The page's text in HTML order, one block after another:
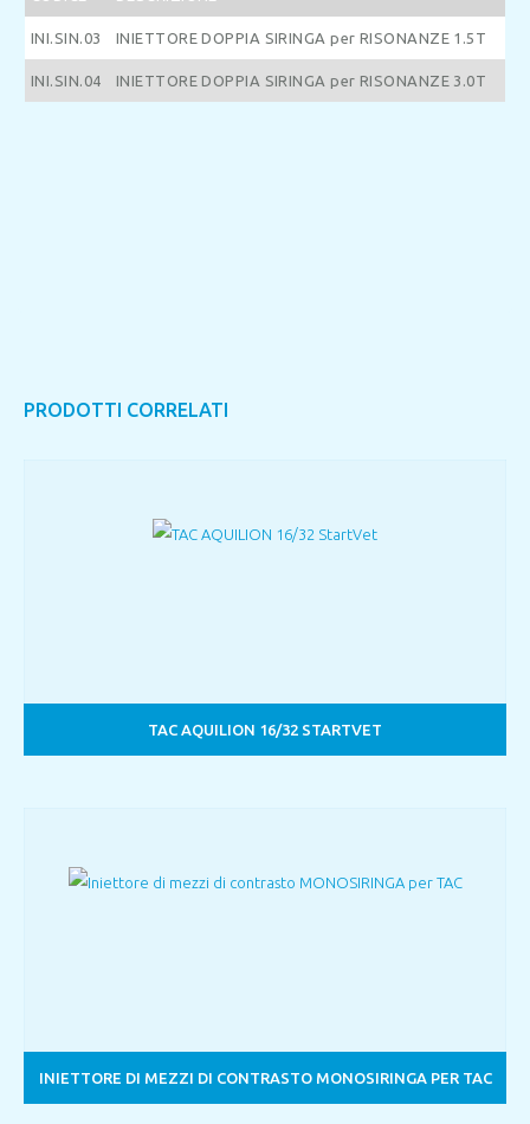
INI.SIN.03 INIETTORE DOPPIA SIRINGA per RISONANZE 1.5T
INI.SIN.04 INIETTORE DOPPIA SIRINGA per RISONANZE 3.0T
PRODOTTI CORRELATI
TAC AQUILION 16/32 STARTVET
INIETTORE DI MEZZI DI CONTRASTO MONOSIRINGA PER TAC